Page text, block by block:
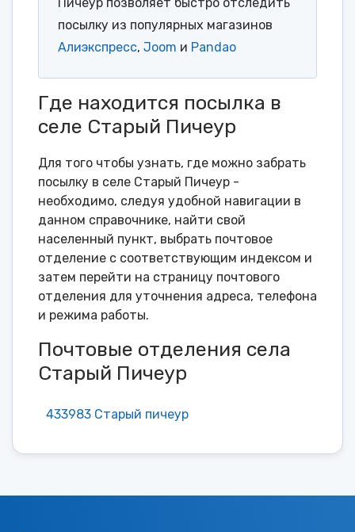
посылку из популярных магазинов
Алиэкспресс, Joom и Pandao
Где находится посылка в
селе Старый Пичеур
Для того чтобы узнать, где можно забрать
посылку в селе Старый Пичеур -
необходимо, следуя удобной навигации в
данном справочнике, найти свой
населенный пункт, выбрать почтовое
отделение с соответствующим индексом и
затем перейти на страницу почтового
отделения для уточнения адреса, телефона
и режима работы.
Почтовые отделения села
Старый Пичеур
433983 Старый пичеур